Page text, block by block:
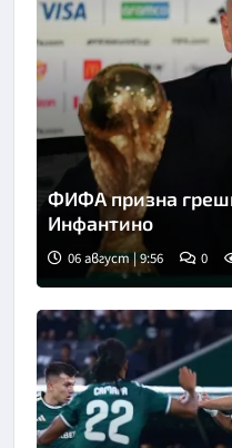
Снимка: Асошиейтед
ФИФА призна
Инфантино
06 август | 9:56 0